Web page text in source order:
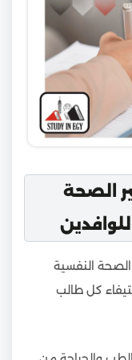
الصحة
النفسية
كل طالب